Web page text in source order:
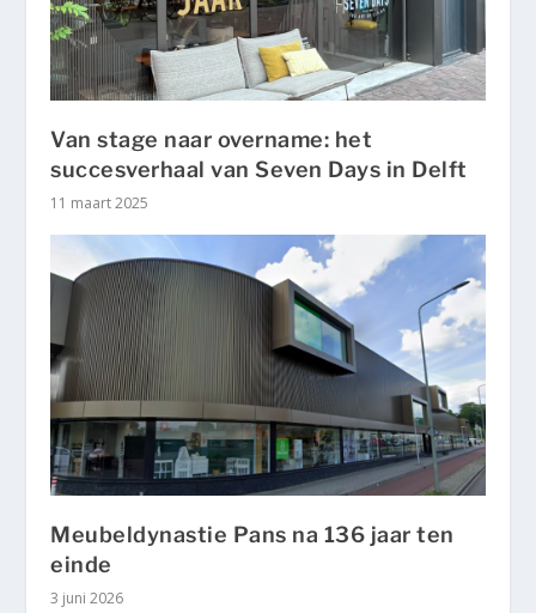
Van stage naar overname: het
succesverhaal van Seven Days in Delft
11 maart 2025
Meubeldynastie Pans na 136 jaar ten
einde
3 juni 2026